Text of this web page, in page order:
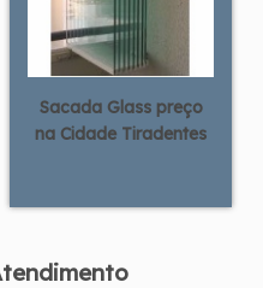
Sacada Glass preço
na Cidade Tiradentes